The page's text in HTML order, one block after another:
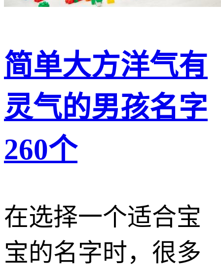
简单大方洋气有
灵气的男孩名字
260个
在选择一个适合宝
宝的名字时，很多